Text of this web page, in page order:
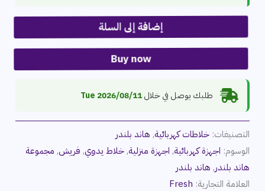
إضافة إلى السلة
Buy now
طلبك يوصل في خلال2026/08/11 Tue
التصنيفات:خلاطات كهربائية, هاند بلندر
الوسوم: اجهزة كهربائية, اجهزة منزلية,خلاط يدوي, فريش, مجموعة
هاند بلندر, هاند بلندر
العلامة التجارية: Fresh